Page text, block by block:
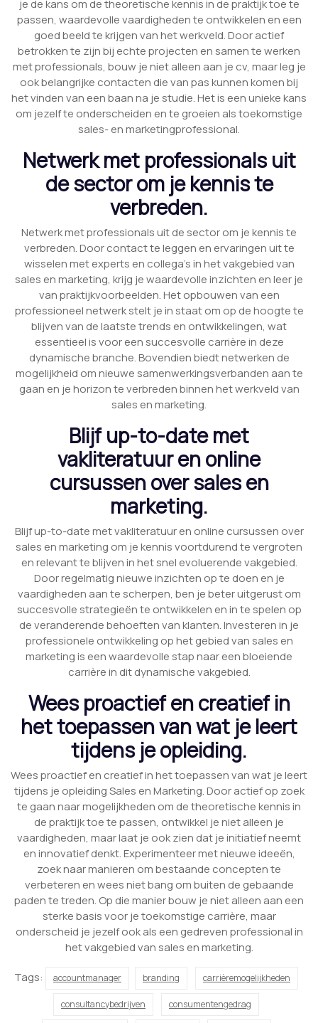
je de kans om de theoretische kennis in de praktijk toe te
passen, waardevolle vaardigheden te ontwikkelen en een
goed beeld te krijgen van het werkveld. Door actief
betrokken te zijn bij echte projecten en samen te werken
met professionals, bouw je niet alleen aan je cv, maar leg je
ook belangrijke contacten die van pas kunnen komen bij
het vinden van een baan na je studie. Het is een unieke kans
om jezelf te onderscheiden en te groeien als toekomstige
sales- en marketingprofessional.
Netwerk met professionals uit
de sector om je kennis te
verbreden.
Netwerk met professionals uit de sector om je kennis te
verbreden. Door contact te leggen en ervaringen uit te
wisselen met experts en collega’s in het vakgebied van
sales en marketing, krijg je waardevolle inzichten en leer je
van praktijkvoorbeelden. Het opbouwen van een
professioneel netwerk stelt je in staat om op de hoogte te
blijven van de laatste trends en ontwikkelingen, wat
essentieel is voor een succesvolle carrière in deze
dynamische branche. Bovendien biedt netwerken de
mogelijkheid om nieuwe samenwerkingsverbanden aan te
gaan en je horizon te verbreden binnen het werkveld van
sales en marketing.
Blijf up-to-date met
vakliteratuur en online
cursussen over sales en
marketing.
Blijf up-to-date met vakliteratuur en online cursussen over
sales en marketing om je kennis voortdurend te vergroten
en relevant te blijven in het snel evoluerende vakgebied.
Door regelmatig nieuwe inzichten op te doen en je
vaardigheden aan te scherpen, ben je beter uitgerust om
succesvolle strategieën te ontwikkelen en in te spelen op
de veranderende behoeften van klanten. Investeren in je
professionele ontwikkeling op het gebied van sales en
marketing is een waardevolle stap naar een bloeiende
carrière in dit dynamische vakgebied.
Wees proactief en creatief in
het toepassen van wat je leert
tijdens je opleiding.
Wees proactief en creatief in het toepassen van wat je leert
tijdens je opleiding Sales en Marketing. Door actief op zoek
te gaan naar mogelijkheden om de theoretische kennis in
de praktijk toe te passen, ontwikkel je niet alleen je
vaardigheden, maar laat je ook zien dat je initiatief neemt
en innovatief denkt. Experimenteer met nieuwe ideeën,
zoek naar manieren om bestaande concepten te
verbeteren en wees niet bang om buiten de gebaande
paden te treden. Op die manier bouw je niet alleen aan een
sterke basis voor je toekomstige carrière, maar
onderscheid je jezelf ook als een gedreven professional in
het vakgebied van sales en marketing.
Tags:
accountmanager branding carrièremogelijkheden
consultancybedrijven consumentengedrag